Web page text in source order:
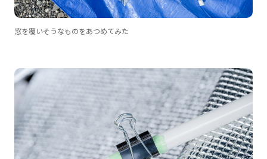
窓を覆いそうなものをあつめてみた